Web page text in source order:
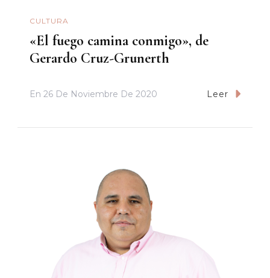
CULTURA
«El fuego camina conmigo», de
Gerardo Cruz-Grunerth
En 26 De Noviembre De 2020 Leer